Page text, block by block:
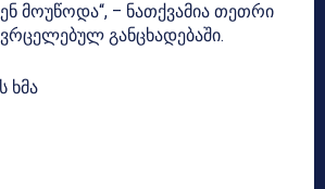
მოუწოდა“, – ნათქვამია თეთრი
განცხადებაში.
ხმა